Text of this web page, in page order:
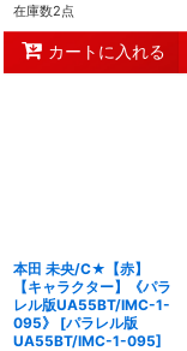
在庫数2点
カートに入れる
本田 未央/C★【赤】
【キャラクター】《パラ
レル版UA55BT/IMC-1-
095》
[パラレル版
UA55BT/IMC-1-095]